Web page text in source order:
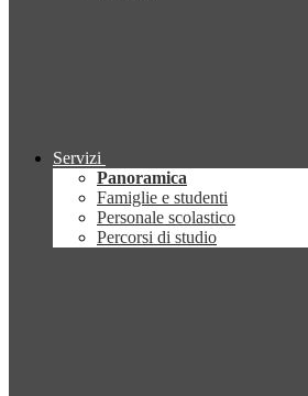
Servizi
Panoramica
Famiglie e studenti
Personale scolastico
Percorsi di studio